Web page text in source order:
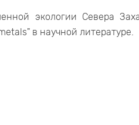
экологии Севера
в научной литературе.